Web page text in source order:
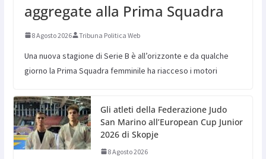
aggregate alla Prima Squadra
8 Agosto 2026 Tribuna Politica Web
Una nuova stagione di Serie B è all’orizzonte e da qualche
giorno la Prima Squadra femminile ha riacceso i motori
Gli atleti della Federazione Judo
San Marino all’European Cup Junior
2026 di Skopje
8 Agosto 2026